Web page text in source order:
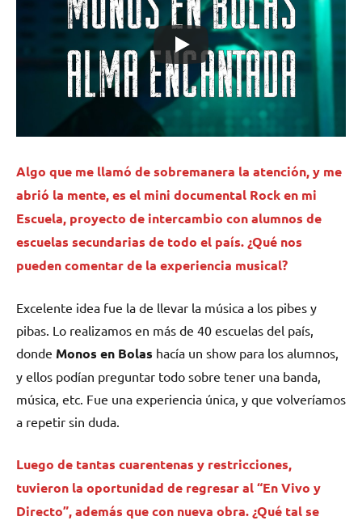
Algo que me llamó de sobremanera la atención, y me
abrió la mente, es el mini documental Rock en mi
Escuela, proyecto de intercambio con alumnos de
escuelas secundarias de todo el país. ¿Qué nos
pueden comentar de la experiencia musical?
Excelente idea fue la de llevar la música a los pibes y
pibas. Lo realizamos en más de 40 escuelas del país,
donde Monos en Bolas hacía un show para los alumnos,
y ellos podían preguntar todo sobre tener una banda,
música, etc. Fue una experiencia única, y que volveríamos
a repetir sin duda.
Luego de tantas cuarentenas y restricciones,
tuvieron la oportunidad de regresar al “En Vivo y
Directo”, además que con nueva obra. ¿Qué tal se